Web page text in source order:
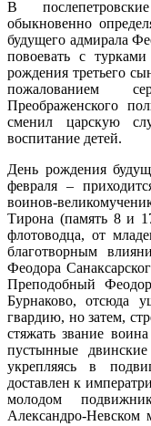
В
обыкновенно
будущего адмирала
повоевать с
рождения третьего
пожалованием
Преображенского
сменил царскую
воспитание детей.
День рождения
февраля –
воинов-
Тирона (память 8 и
флотоводца, от
благотворным
Феодора
Преподобный
Бурнаково, отсюда
гвардию, но затем,
стяжать звание
пустынные
укрепляясь в
доставлен к
молодом
Александро-Невском